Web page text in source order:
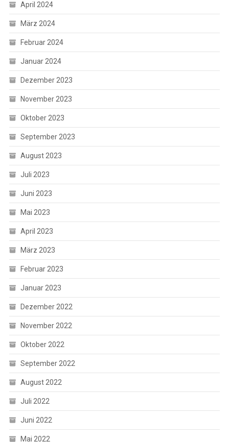
April 2024
März 2024
Februar 2024
Januar 2024
Dezember 2023
November 2023
Oktober 2023
September 2023
August 2023
Juli 2023
Juni 2023
Mai 2023
April 2023
März 2023
Februar 2023
Januar 2023
Dezember 2022
November 2022
Oktober 2022
September 2022
August 2022
Juli 2022
Juni 2022
Mai 2022